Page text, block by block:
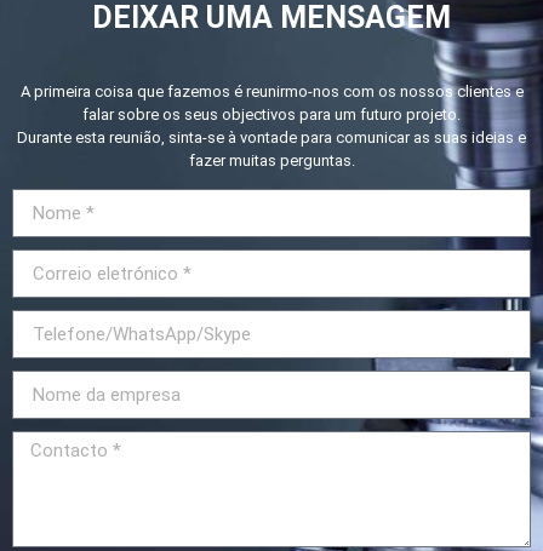
DEIXAR UMA MENSAGEM
A primeira coisa que fazemos é reunirmo-nos com os nossos clientes e
falar sobre os seus objectivos para um futuro projeto.
Durante esta reunião, sinta-se à vontade para comunicar as suas ideias e
fazer muitas perguntas.